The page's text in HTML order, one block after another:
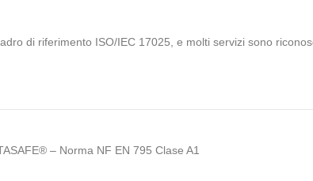
di riferimento ISO/IEC 17025, e molti servizi sono
– Norma NF EN 795 Clase A1